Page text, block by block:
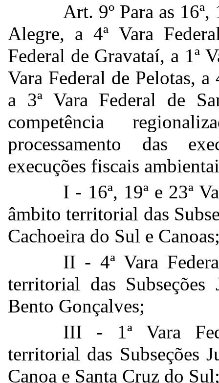
Art. 9º Para as 16ª,
Alegre, a 4ª Vara
Federal de Gravataí, a 1ª
Vara Federal de Pelotas, a
a 3ª Vara Federal de
competência
processamento das
execuções fiscais
I - 16ª, 19ª e 23ª
âmbito territorial das
Cachoeira do Sul e
II - 4ª Vara
territorial das
Bento Gonçalves;
III - 1ª Vara
territorial das Subseções
Canoa e Santa Cruz do